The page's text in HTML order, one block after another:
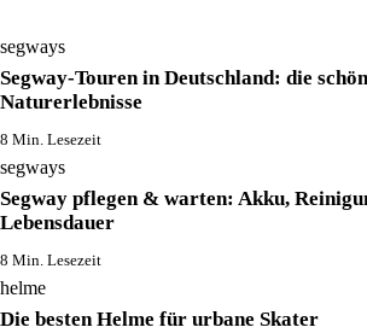
segways
Segway-Touren in Deutschland: die
Naturerlebnisse
8 Min. Lesezeit
segways
Segway pflegen & warten: Akku,
Lebensdauer
8 Min. Lesezeit
helme
Die besten Helme für urbane Skater